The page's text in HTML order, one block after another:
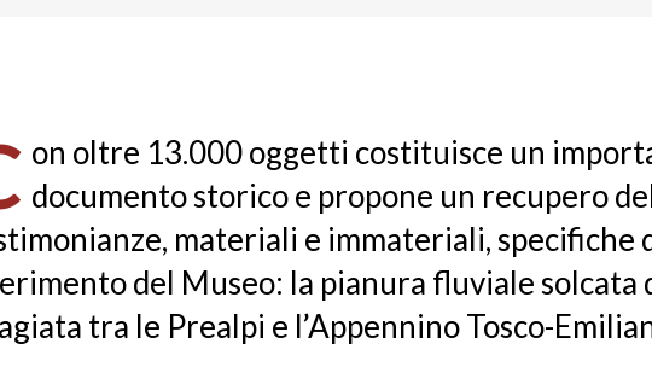
on oltre 13.000 oggetti costituisce un
documento storico e propone un recupero
materiali e immateriali, specifiche
del Museo: la pianura fluviale solcata
tra le Prealpi e l’Appennino Tosco-